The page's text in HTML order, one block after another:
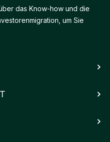
das Know-how und die
um Sie